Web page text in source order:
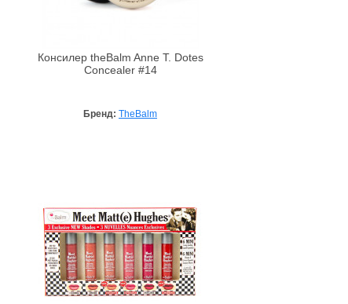
Консилер theBalm Anne T. Dotes
Concealer #14
Бренд: TheBalm